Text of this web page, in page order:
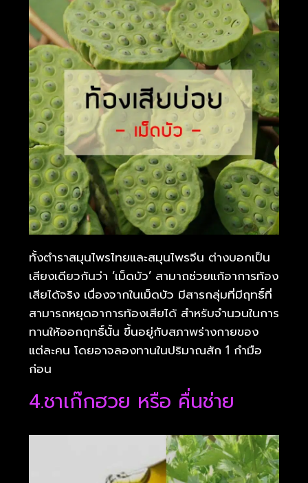
ทั้งตำราสมุนไพรไทยและสมุนไพรจีน ต่างบอกเป็น
เสียงเดียวกันว่า ‘เม็ดบัว’ สามาถช่วยแก้อาการท้อง
เสียได้จริง เนื่องจากในเม็ดบัว มีสารกลุ่มที่มีฤทธิ์ที่
สามารถหยุดอาการท้องเสียได้ สำหรับจำนวนในการ
ทานให้ออกฤทธิ์นั้น ขึ้นอยู่กับสภาพร่างกายของ
แต่ละคน โดยอาจลองทานในปริมาณสัก 1 กำมือ
ก่อน
4.ชาเก๊กฮวย หรือ คื่นช่าย